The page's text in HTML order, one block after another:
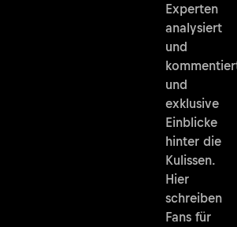
Experten
analysiert
und
und
exklusive
Einblicke
hinter die
Kulissen.
Hier
schreiben
Fans für